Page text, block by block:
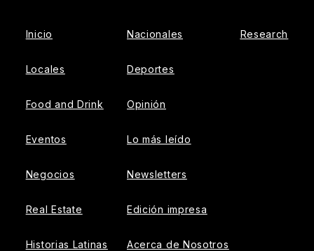
Inicio
Locales
Food and Drink
Eventos
Negocios
Real Estate
Historias Latinas
Nacionales
Deportes
Opinión
Lo más leído
Newsletters
Edición impresa
Acerca de Nosotros
Research